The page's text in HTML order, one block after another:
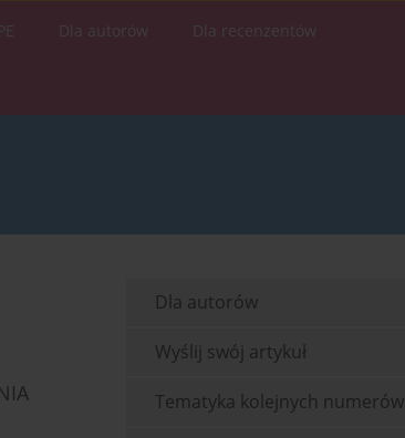
Dla autorów Dla recenzentów
Dla autorów
Wyślij swój artykuł
Tematyka kolejnych numerów